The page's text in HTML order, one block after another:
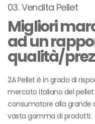
03. Vendita Pellet
Migliori
ad un
qualità/
2A Pellet è in grado di
mercato italiano del
consumatore alla grande
vasta gamma di prodotti.